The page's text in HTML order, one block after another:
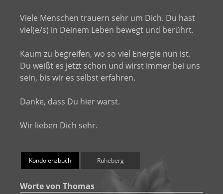
Viele Menschen trauern sehr um Dich. Du hast
viel(e/s) in Deinem Leben bewegt und berührt.
Kaum zu begreifen, wo so viel Energie nun ist.
Du weißt es jetzt schon und wirst immer bei uns
sein, bis wir es selbst erfahren.
Danke, dass Du hier warst.
Wir lieben Dich sehr.
Kondolenzbuch Ruheberg
Worte von Thomas